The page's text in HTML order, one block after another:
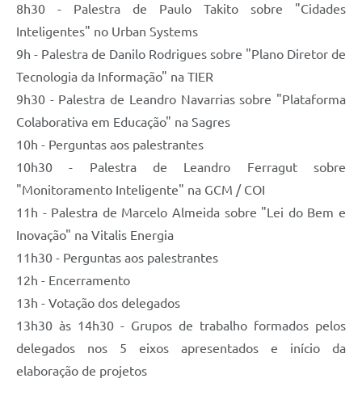
8h30 - Palestra de Paulo Takito sobre "Cidades
Inteligentes" no Urban Systems
9h - Palestra de Danilo Rodrigues sobre "Plano Diretor de
Tecnologia da Informação" na TIER
9h30 - Palestra de Leandro Navarrias sobre "Plataforma
Colaborativa em Educação" na Sagres
10h - Perguntas aos palestrantes
10h30 - Palestra de Leandro Ferragut sobre
"Monitoramento Inteligente" na GCM / COI
11h - Palestra de Marcelo Almeida sobre "Lei do Bem e
Inovação" na Vitalis Energia
11h30 - Perguntas aos palestrantes
12h - Encerramento
13h - Votação dos delegados
13h30 às 14h30 - Grupos de trabalho formados pelos
delegados nos 5 eixos apresentados e início da
elaboração de projetos